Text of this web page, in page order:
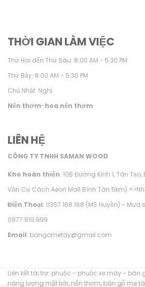
THỜI GIAN LÀM VIỆC
Thứ Hai đến Thứ Sáu: 8.00 AM - 5.30 PM
Thứ Bảy: 8.00 AM - 5.30 PM
Chủ Nhật: Nghỉ
Nến thơm-hoa nến thơm
LIÊN HỆ
CÔNG TY TNHH SAMAN WOOD
Kho hoàn thiện: 10B Đường Kinh 1, Tân
Văn Cự Cách Aeon Mall Bình Tân 5km) =>
Điện Thoại: 0357.168.168 (MS Huyền) - Mua
0977.910.999
Email: bangometay@gmail.com
Liên kết tài trợ: phuộc - phuộc xe máy- bàn
năng lượng mặt trời, nến thơm, bàn gỗ me